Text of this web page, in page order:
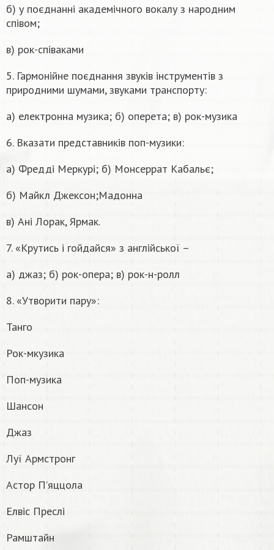
б) у поєднанні академічного вокалу з народним
співом;
в) рок-співаками
5. Гармонійне поєднання звуків інструментів з
природними шумами, звуками транспорту:
а) електронна музика; б) оперета; в) рок-музика
6. Вказати представників поп-музики:
а) Фредді Меркурі; б) Монсеррат Кабальє;
б) Майкл Джексон;Мадонна
в) Ані Лорак, Ярмак.
7. «Крутись і гойдайся» з англійської –
а) джаз; б) рок-опера; в) рок-н-ролл
8. «Утворити пару»:
Танго
Рок-мкузика
Поп-музика
Шансон
Джаз
Луї Армстронг
Астор П’яццола
Елвіс Преслі
Рамштайн